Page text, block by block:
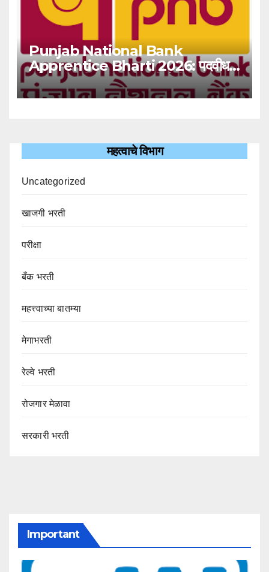
Punjab National Bank
Apprentice Bharti 2026: पदवीधर
उमेदवारांसाठी ५१३८ जागांची मोठी संधी!
महत्वाचे विभाग
Uncategorized
खाजगी भरती
परीक्षा
बँक भरती
महत्त्वाच्या बातम्या
मेगाभरती
रेल्वे भरती
रोजगार मेळावा
सरकारी भरती
Important